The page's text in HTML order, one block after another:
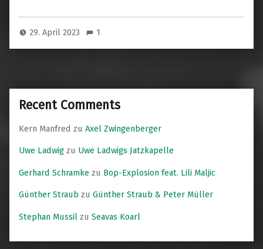
29. April 2023 1
Recent Comments
Kern Manfred zu Axel Zwingenberger
Uwe Ladwig zu Uwe Ladwigs Jatzkapelle
Gerhard Schramke zu Bop-Explosion feat. Lili Maljic
Günther Straub zu Günther Straub & Peter Müller
Stephan Mussil zu Seavas Koarl